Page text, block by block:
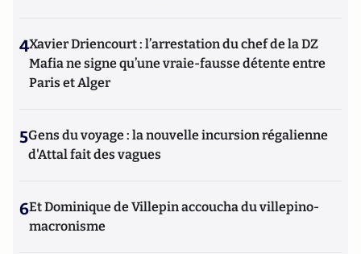
4Xavier Driencourt : l’arrestation du chef de la DZ
Mafia ne signe qu’une vraie-fausse détente entre
Paris et Alger
5Gens du voyage : la nouvelle incursion régalienne
d'Attal fait des vagues
6Et Dominique de Villepin accoucha du villepino-
macronisme